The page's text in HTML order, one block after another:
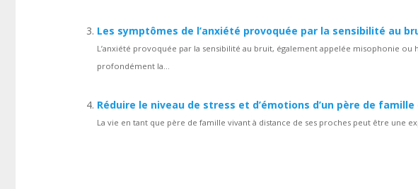
Les symptômes de l’anxiété provoquée par la sensibilité au
L’anxiété provoquée par la sensibilité au bruit, également appelée misophonie
profondément la...
Réduire le niveau de stress et d’émotions d’un père de
La vie en tant que père de famille vivant à distance de ses proches peut être une